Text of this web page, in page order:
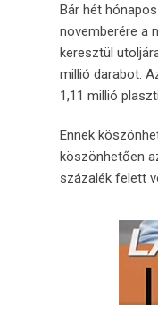
Bár hét
novemberére a
keresztül
millió darabot.
1,11 millió
Ennek
köszönhetően
százalék felett